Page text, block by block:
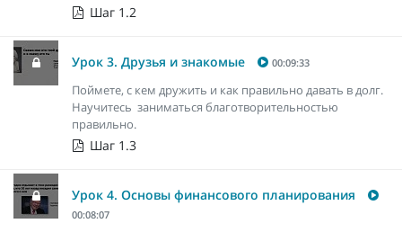
Шаг 1.2
Урок 3. Друзья и знакомые 00:09:33
Поймете, с кем дружить и как правильно давать в долг.
Научитесь заниматься благотворительностью
правильно.
Шаг 1.3
Урок 4. Основы финансового планирования
00:08:07